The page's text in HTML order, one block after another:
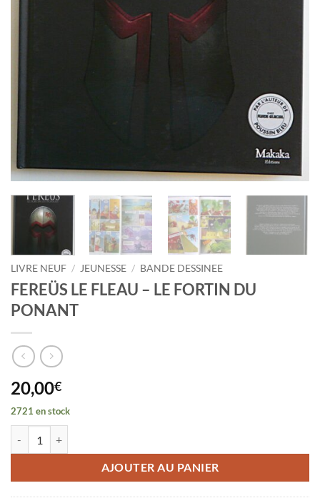
LIVRE NEUF / JEUNESSE / BANDE DESSINEE
FEREÜS LE FLEAU – LE FORTIN DU
PONANT
20,00€
2721 en stock
AJOUTER AU PANIER